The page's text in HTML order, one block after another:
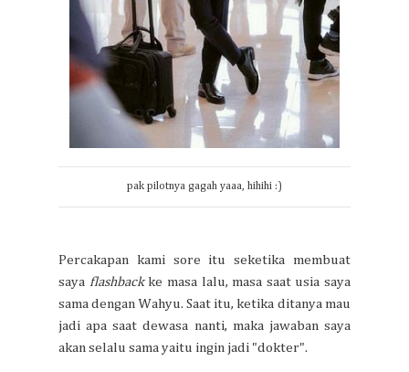
pak pilotnya gagah yaaa, hihihi :)
Percakapan kami sore itu seketika membuat
saya flashback ke masa lalu, masa saat usia saya
sama dengan Wahyu. Saat itu, ketika ditanya mau
jadi apa saat dewasa nanti, maka jawaban saya
akan selalu sama yaitu ingin jadi "dokter".